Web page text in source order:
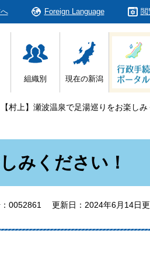
Foreign Language 閲
組織別 現在の新潟
【村上】瀬波温泉で足湯巡りをお楽し
みください！
0052861 更新日：2024年6月14日